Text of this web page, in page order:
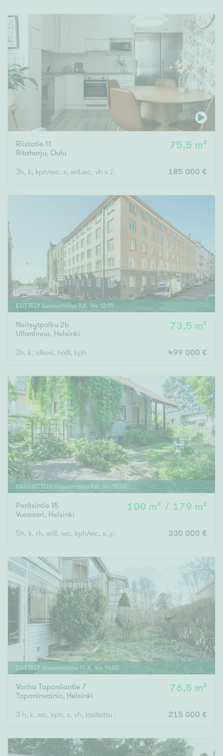
Senioriasunto
Riistatie 11
Ritaharju, Oulu
75,5 m²
3h, k, kph/wc, s, eril.wc, vh x 2, var., lasitettu parveke185 000 €
ESITTELY Sunnuntaina 9.8. klo 12:15
Neitsytpolku 2b
Ullanlinna, Helsinki
73,5 m²
2h, k, alkovi, halli, kph 499 000 €
ENSIESITTELY Sunnuntaina 9. 8 . klo 10:00
Peräsintie 15
Vuosaari, Helsinki
100 m² / 179 m²
5h, k, rh, erill. wc, kph/wc, s, pesut., ph, varasto ja askh/
330 000 €
ESITTELY Maanantaina 10.8. klo 14:00
Vanha Tapanilantie 7
Tapaninvainio, Helsinki
76,5 m²
3 h, k, wc, kph, s, vh, lasitettu terassi, piha 215 000 €